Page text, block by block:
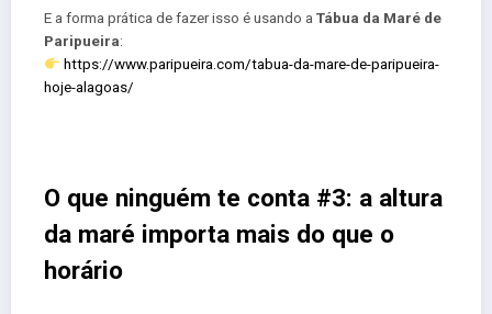
E a forma prática de fazer isso é usando a Tábua da Maré de
Paripueira:
https://www.paripueira.com/tabua-da-mare-de-paripueira-
hoje-alagoas/
O que ninguém te conta #3: a altura
da maré importa mais do que o
horário